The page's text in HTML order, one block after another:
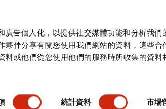
廣告個人化，以提供社交媒體功能和分析我們
夥伴分享有關您使用我們網站的資料，這些合
料或他們從您使用他們的服務時所收集的資料
統計資料 市場
產品詳情 主要特點 規格